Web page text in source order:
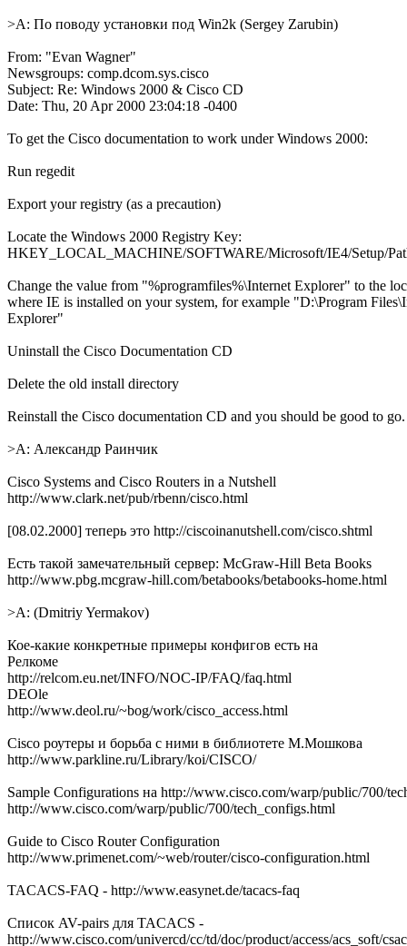
>A: По поводу установки под Win2k (Sergey Zarubin)
From: "Evan Wagner"
Newsgroups: comp.dcom.sys.cisco
Subject: Re: Windows 2000 & Cisco CD
Date: Thu, 20 Apr 2000 23:04:18 -0400
To get the Cisco documentation to work under Windows 2000:
Run regedit
Export your registry (as a precaution)
Locate the Windows 2000 Registry Key:
HKEY_LOCAL_MACHINE/SOFTWARE/Microsoft/IE4/Setup/
Change the value from "%programfiles%\Internet Explorer" to the
where IE is installed on your system, for example "D:\Program
Explorer"
Uninstall the Cisco Documentation CD
Delete the old install directory
Reinstall the Cisco documentation CD and you should be good to go.
>A: Александр Раинчик
Cisco Systems and Cisco Routers in a Nutshell
http://www.clark.net/pub/rbenn/cisco.html
[08.02.2000] теперь это http://ciscoinanutshell.com/cisco.shtml
Есть такой замечательный сервер: McGraw-Hill Beta Books
http://www.pbg.mcgraw-hill.com/betabooks/betabooks-home.html
>A: (Dmitriy Yermakov)
Кое-какие конкретные примеры конфигов есть на
Релкоме
http://relcom.eu.net/INFO/NOC-IP/FAQ/faq.html
DEOle
http://www.deol.ru/~bog/work/cisco_access.html
Cisco роутеры и борьба с ними в библиотете М.Мошкова
http://www.parkline.ru/Library/koi/CISCO/
Sample Configurations на http://www.cisco.com/warp/public/700/
http://www.cisco.com/warp/public/700/tech_configs.html
Guide to Cisco Router Configuration
http://www.primenet.com/~web/router/cisco-configuration.html
TACACS-FAQ - http://www.easynet.de/tacacs-faq
Список AV-pairs для TACACS -
http://www.cisco.com/univercd/cc/td/doc/product/access/acs_soft/